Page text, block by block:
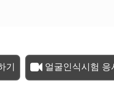
기 얼굴인식시험 응